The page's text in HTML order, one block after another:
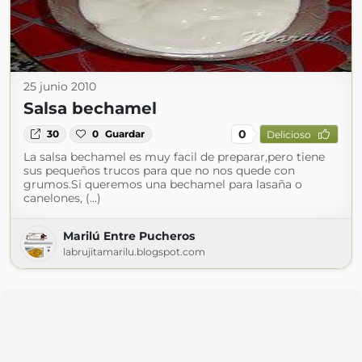
25 junio 2010
Salsa bechamel
30 0 Guardar 0 Delicioso
La salsa bechamel es muy facil de preparar,pero tiene
sus pequeños trucos para que no nos quede con
grumos.Si queremos una bechamel para lasaña o
canelones, (...)
Marilú Entre Pucheros
labrujitamarilu.blogspot.com